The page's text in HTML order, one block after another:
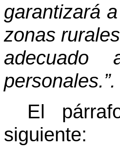
garantizará
zonas
adecuado
personales.”.
El
siguiente: